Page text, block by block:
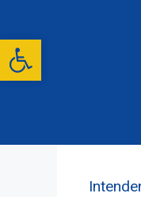
Abrir barra
contenido